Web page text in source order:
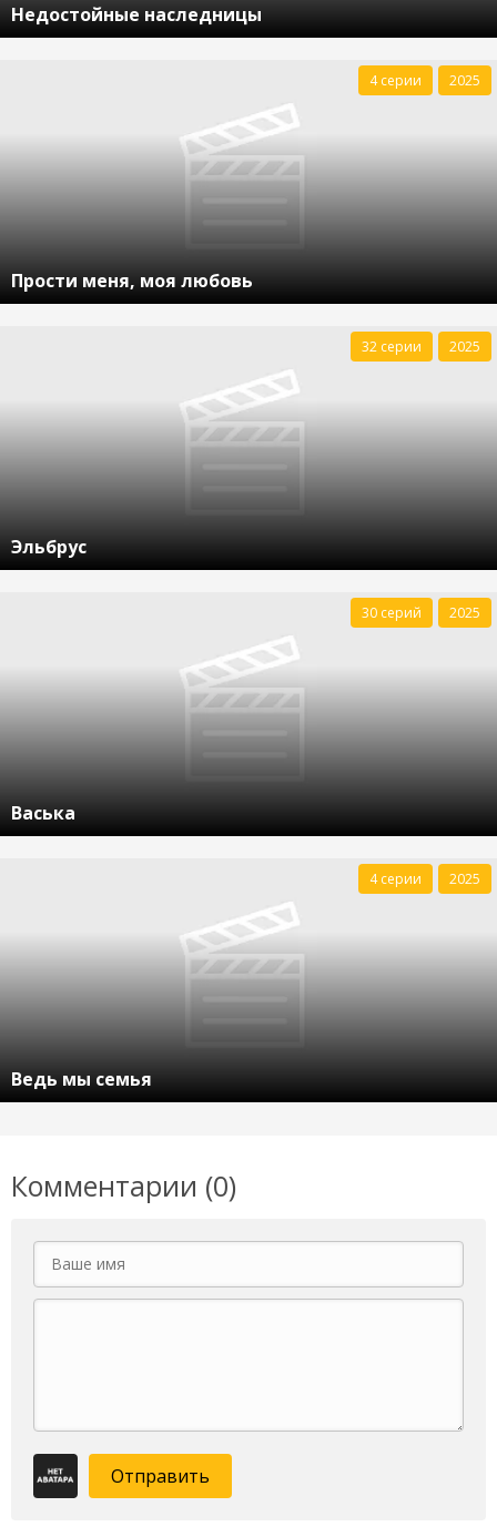
Недостойные наследницы
Прости меня, моя любовь
4 серии 2025
Эльбрус
32 серии 2025
Васька
30 серий 2025
Ведь мы семья
4 серии 2025
Комментарии (0)
Отправить